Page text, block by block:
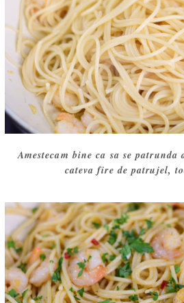
Amestecam bine ca sa se patrunda
cateva fire de patrujel,